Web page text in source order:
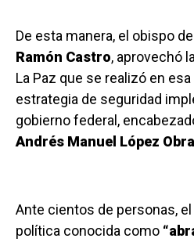
De esta manera, el obispo
Ramón Castro, aprovechó
La Paz que se realizó en
estrategia de seguridad
gobierno federal,
Andrés Manuel López
Ante cientos de personas,
política conocida como